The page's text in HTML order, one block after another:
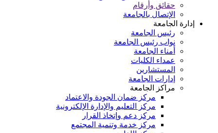
حقائق وأرقام
الإتصال بالجامعة
إدارة الجامعة
رئيس الجامعة
نواب رئيس الجامعة
أمناء الجامعة
عمداء الكليات
المستشارين
إدارات الجامعة
مراكز الجامعة
مركز ضمان الجودة والاعتماد
مركز التعليم والإدارة الإلكترونية
مركز دعم وإتخاذ القرار
مركز خدمة وتنمية المجتمع